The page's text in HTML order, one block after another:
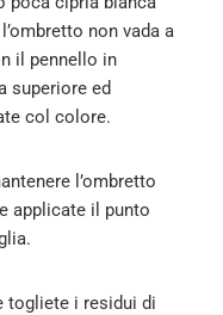
non vada a
il pennello in
superiore ed
col colore.
l’ombretto
applicate il punto
togliete i residui di